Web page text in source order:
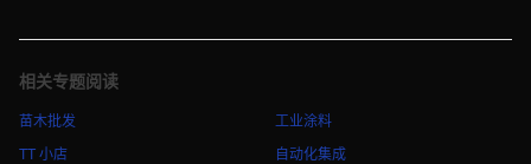
相关专题阅读
苗木批发
TT 小店
工业涂料
自动化集成